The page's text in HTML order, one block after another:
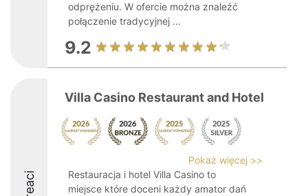
odprężeniu. W ofercie można znaleźć
połączenie tradycyjnej ...
9.2
Villa Casino Restaurant and Hotel
Pokaż więcej >>
Restauracja i hotel Villa Casino to
miejsce które doceni każdy amator dań